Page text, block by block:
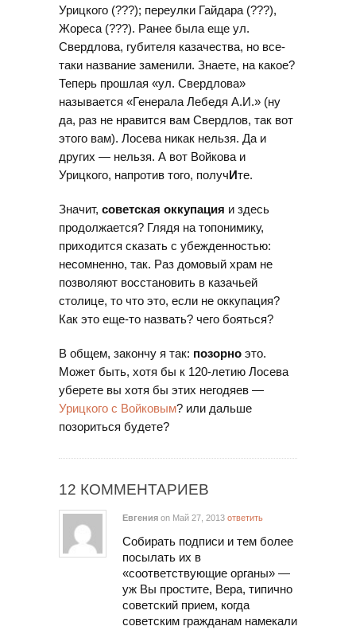
Урицкого (???); переулки Гайдара (???),
Жореса (???). Ранее была еще ул.
Свердлова, губителя казачества, но все-
таки название заменили. Знаете, на какое?
Теперь прошлая «ул. Свердлова»
называется «Генерала Лебедя А.И.» (ну
да, раз не нравится вам Свердлов, так вот
этого вам). Лосева никак нельзя. Да и
других — нельзя. А вот Войкова и
Урицкого, напротив того, получИте.
Значит, советская оккупация и здесь
продолжается? Глядя на топонимику,
приходится сказать с убежденностью:
несомненно, так. Раз домовый храм не
позволяют восстановить в казачьей
столице, то что это, если не оккупация?
Как это еще-то назвать? чего бояться?
В общем, закончу я так: позорно это.
Может быть, хотя бы к 120-летию Лосева
уберете вы хотя бы этих негодяев —
Урицкого с Войковым? или дальше
позориться будете?
12 КОММЕНТАРИЕВ
Евгения on Май 27, 2013 ответить
Собирать подписи и тем более
посылать их в
«соответствующие органы» —
уж Вы простите, Вера, типично
советский прием, когда
советским гражданам намекали